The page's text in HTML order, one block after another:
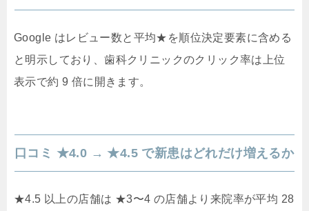
Google はレビュー数と平均★を順位決定要素に含める
と明示しており、歯科クリニックのクリック率は上位
表示で約 9 倍に開きます。
口コミ ★4.0 → ★4.5 で新患はどれだけ増えるか
★4.5 以上の店舗は ★3〜4 の店舗より来院率が平均 28